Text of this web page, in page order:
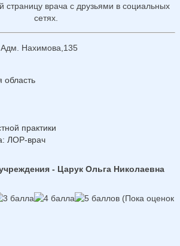
страницу врача с друзьями в социальных
сетях.
Нахимова,135
область
практики
: ЛОР-врач
- Царук Ольга Николаевна
(Пока оценок